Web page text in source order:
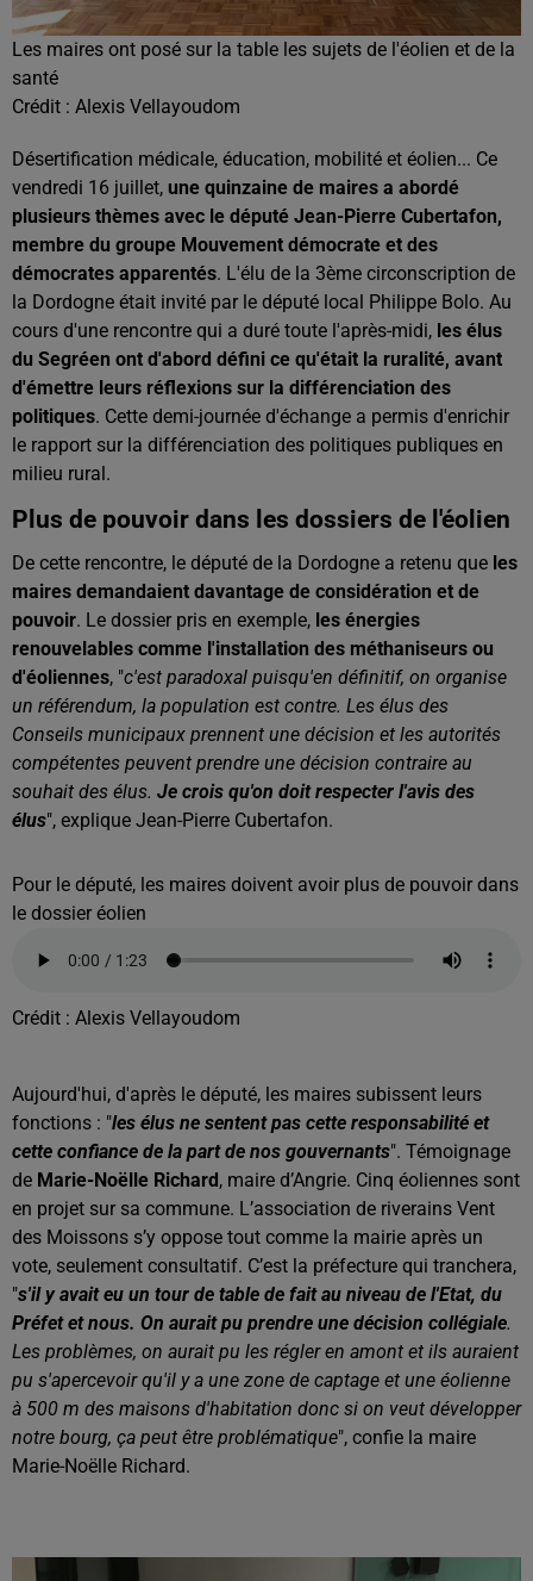
Les maires ont posé sur la table les sujets de l'éolien et de la
santé
Crédit : Alexis Vellayoudom
Désertification médicale, éducation, mobilité et éolien... Ce
vendredi 16 juillet, une quinzaine de maires a abordé
plusieurs thèmes avec le député Jean-Pierre Cubertafon,
membre du groupe Mouvement démocrate et des
démocrates apparentés. L'élu de la 3ème circonscription de
la Dordogne était invité par le député local Philippe Bolo. Au
cours d'une rencontre qui a duré toute l'après-midi, les élus
du Segréen ont d'abord défini ce qu'était la ruralité, avant
d'émettre leurs réflexions sur la différenciation des
politiques. Cette demi-journée d'échange a permis d'enrichir
le rapport sur la différenciation des politiques publiques en
milieu rural.
Plus de pouvoir dans les dossiers de l'éolien
De cette rencontre, le député de la Dordogne a retenu que les
maires demandaient davantage de considération et de
pouvoir. Le dossier pris en exemple, les énergies
renouvelables comme l'installation des méthaniseurs ou
d'éoliennes, "c'est paradoxal puisqu'en définitif, on organise
un référendum, la population est contre. Les élus des
Conseils municipaux prennent une décision et les autorités
compétentes peuvent prendre une décision contraire au
souhait des élus. Je crois qu'on doit respecter l'avis des
élus", explique Jean-Pierre Cubertafon.
Pour le député, les maires doivent avoir plus de pouvoir dans
le dossier éolien
Crédit : Alexis Vellayoudom
Aujourd'hui, d'après le député, les maires subissent leurs
fonctions : "les élus ne sentent pas cette responsabilité et
cette confiance de la part de nos gouvernants". Témoignage
de Marie-Noëlle Richard, maire d’Angrie. Cinq éoliennes sont
en projet sur sa commune. L’association de riverains Vent
des Moissons s’y oppose tout comme la mairie après un
vote, seulement consultatif. C’est la préfecture qui tranchera,
"s'il y avait eu un tour de table de fait au niveau de l'Etat, du
Préfet et nous. On aurait pu prendre une décision collégiale.
Les problèmes, on aurait pu les régler en amont et ils auraient
pu s'apercevoir qu'il y a une zone de captage et une éolienne
à 500 m des maisons d'habitation donc si on veut développer
notre bourg, ça peut être problématique", confie la maire
Marie-Noëlle Richard.